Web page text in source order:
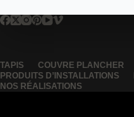
TAPIS COUVRE PLANCHER
PRODUITS D’INSTALLATIONS
NOS RÉALISATIONS